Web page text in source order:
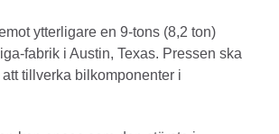
ytterligare en 9-tons (8,2 ton)
fabrik i Austin, Texas. Pressen ska
tillverka bilkomponenter i